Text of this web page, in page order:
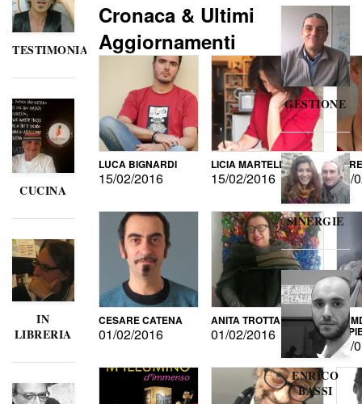
TESTIMONIANZE
CUCINA
IN
LIBRERIA
Cronaca & Ultimi
Aggiornamenti
LUCA BIGNARDI
15/02/2016
LICIA MARTELLI
15/02/2016 15/
CESARE CATENA
01/02/2016
ANITA TROTTA
01/02/2016 DI
15/
GESTIONE
SINERGIE
ENRICO
BASSI